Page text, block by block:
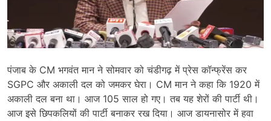
पंजाब के CM भगवंत मान ने सोमवार को चंडीगढ़ में प्रेस कॉन्फ्रेंस कर
SGPC और अकाली दल को जमकर घेरा। CM मान ने कहा कि 1920 में
अकाली दल बना था। आज 105 साल हो गए। तब यह शेरों की पार्टी थी।
आज इसे छिपकलियों की पार्टी बनाकर रख दिया। आज डायनासोर में हवा